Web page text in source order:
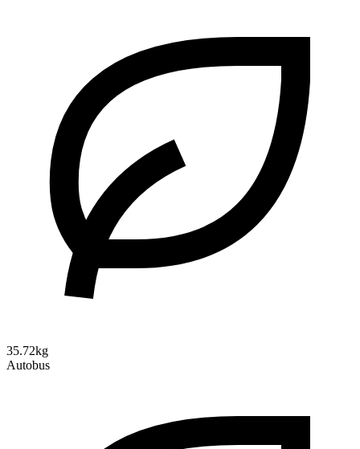
35.72kg
Autobus